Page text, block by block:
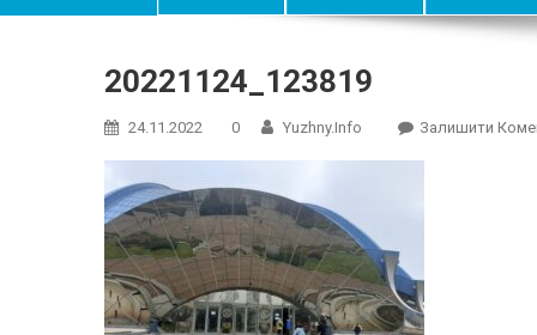
20221124_123819
24.11.2022 0 Yuzhny.info Залишити